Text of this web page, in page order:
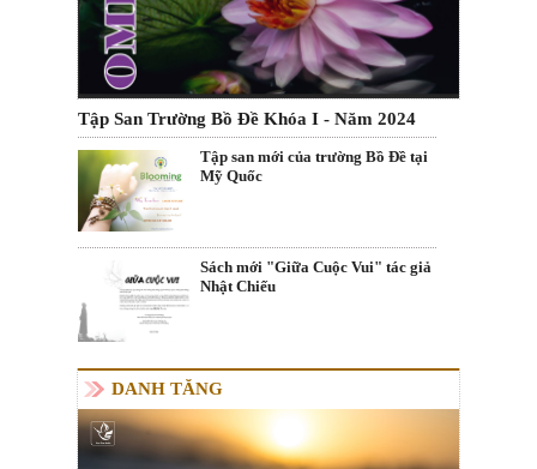
Tập San Trường Bồ Đề Khóa I - Năm 2024
Tập san mới của trường Bồ Đề tại
Mỹ Quốc
Sách mới "Giữa Cuộc Vui" tác giả
Nhật Chiếu
DANH TĂNG